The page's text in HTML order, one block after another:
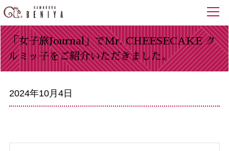
「女子旅Journal」でMr. CHEESECAKE ク
ルミッ子をご紹介いただきました。
2024年10月4日